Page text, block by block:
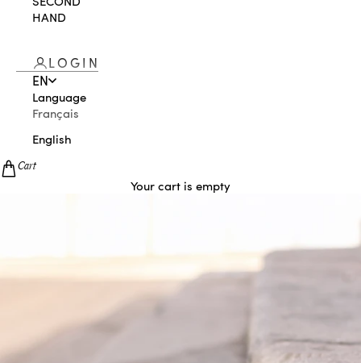
HAND
LOGIN
EN
Language
Français
English
Cart
Your cart is empty